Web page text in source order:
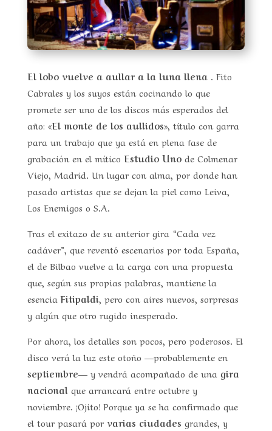
El lobo vuelve a aullar a la luna llena. Fito
Cabrales y los suyos están cocinando lo que
promete ser uno de los discos más esperados del
año: «El monte de los aullidos», título con garra
para un trabajo que ya está en plena fase de
grabación en el mítico Estudio Unode Colmenar
Viejo, Madrid. Un lugar con alma, por donde han
pasado artistas que se dejan la piel como Leiva,
Los Enemigos o S.A.
Tras el exitazo de su anterior gira “Cada vez
cadáver”, que reventó escenarios por toda España,
el de Bilbao vuelve a la carga con una propuesta
que, según sus propias palabras, mantiene la
esenciaFitipaldi, pero con aires nuevos, sorpresas
y algún que otro rugido inesperado.
Por ahora, los detalles son pocos, pero poderosos. El
disco verá la luz este otoño —probablemente en
septiembre— y vendrá acompañado de una gira
nacionalque arrancará entre octubre y
noviembre. ¡Ojito! Porque ya se ha confirmado que
el tour pasará por varias ciudades grandes, y